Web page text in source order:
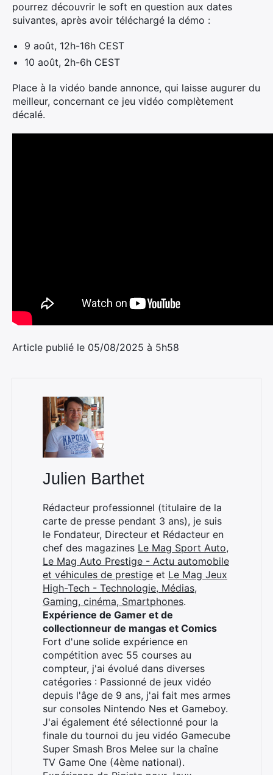
pourrez découvrir le soft en question aux dates
suivantes, après avoir téléchargé la démo :
9 août, 12h-16h CEST
10 août, 2h-6h CEST
Place à la vidéo bande annonce, qui laisse augurer du
meilleur, concernant ce jeu vidéo complètement
décalé.
Article publié le 05/08/2025 à 5h58
Julien Barthet
Rédacteur professionnel (titulaire de la
carte de presse pendant 3 ans), je suis
le Fondateur, Directeur et Rédacteur en
chef des magazines Le Mag Sport Auto,
Le Mag Auto Prestige - Actu automobile
et véhicules de prestige et Le Mag Jeux
High-Tech - Technologie, Médias,
Gaming, cinéma, Smartphones.
Expérience de Gamer et de
collectionneur de mangas et Comics
Fort d'une solide expérience en
compétition avec 55 courses au
compteur, j'ai évolué dans diverses
catégories : Passionné de jeux vidéo
depuis l'âge de 9 ans, j'ai fait mes armes
sur consoles Nintendo Nes et Gameboy.
J'ai également été sélectionné pour la
finale du tournoi du jeu vidéo Gamecube
Super Smash Bros Melee sur la chaîne
TV Game One (4ème national).
Rechercher
: